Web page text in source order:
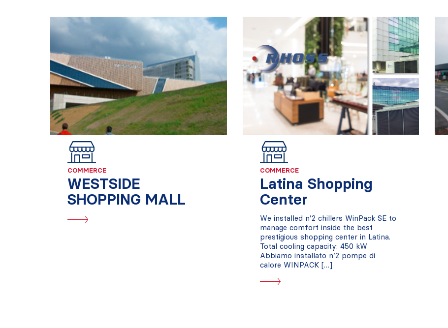
COMMERCE
WESTSIDE
SHOPPING MALL
COMMERCE
Latina Shopping
Center
We installed n’2 chillers WinPack SE to
manage comfort inside the best
prestigious shopping center in Latina.
Total cooling capacity: 450 kW
Abbiamo installato n’2 pompe di
calore WINPACK […]